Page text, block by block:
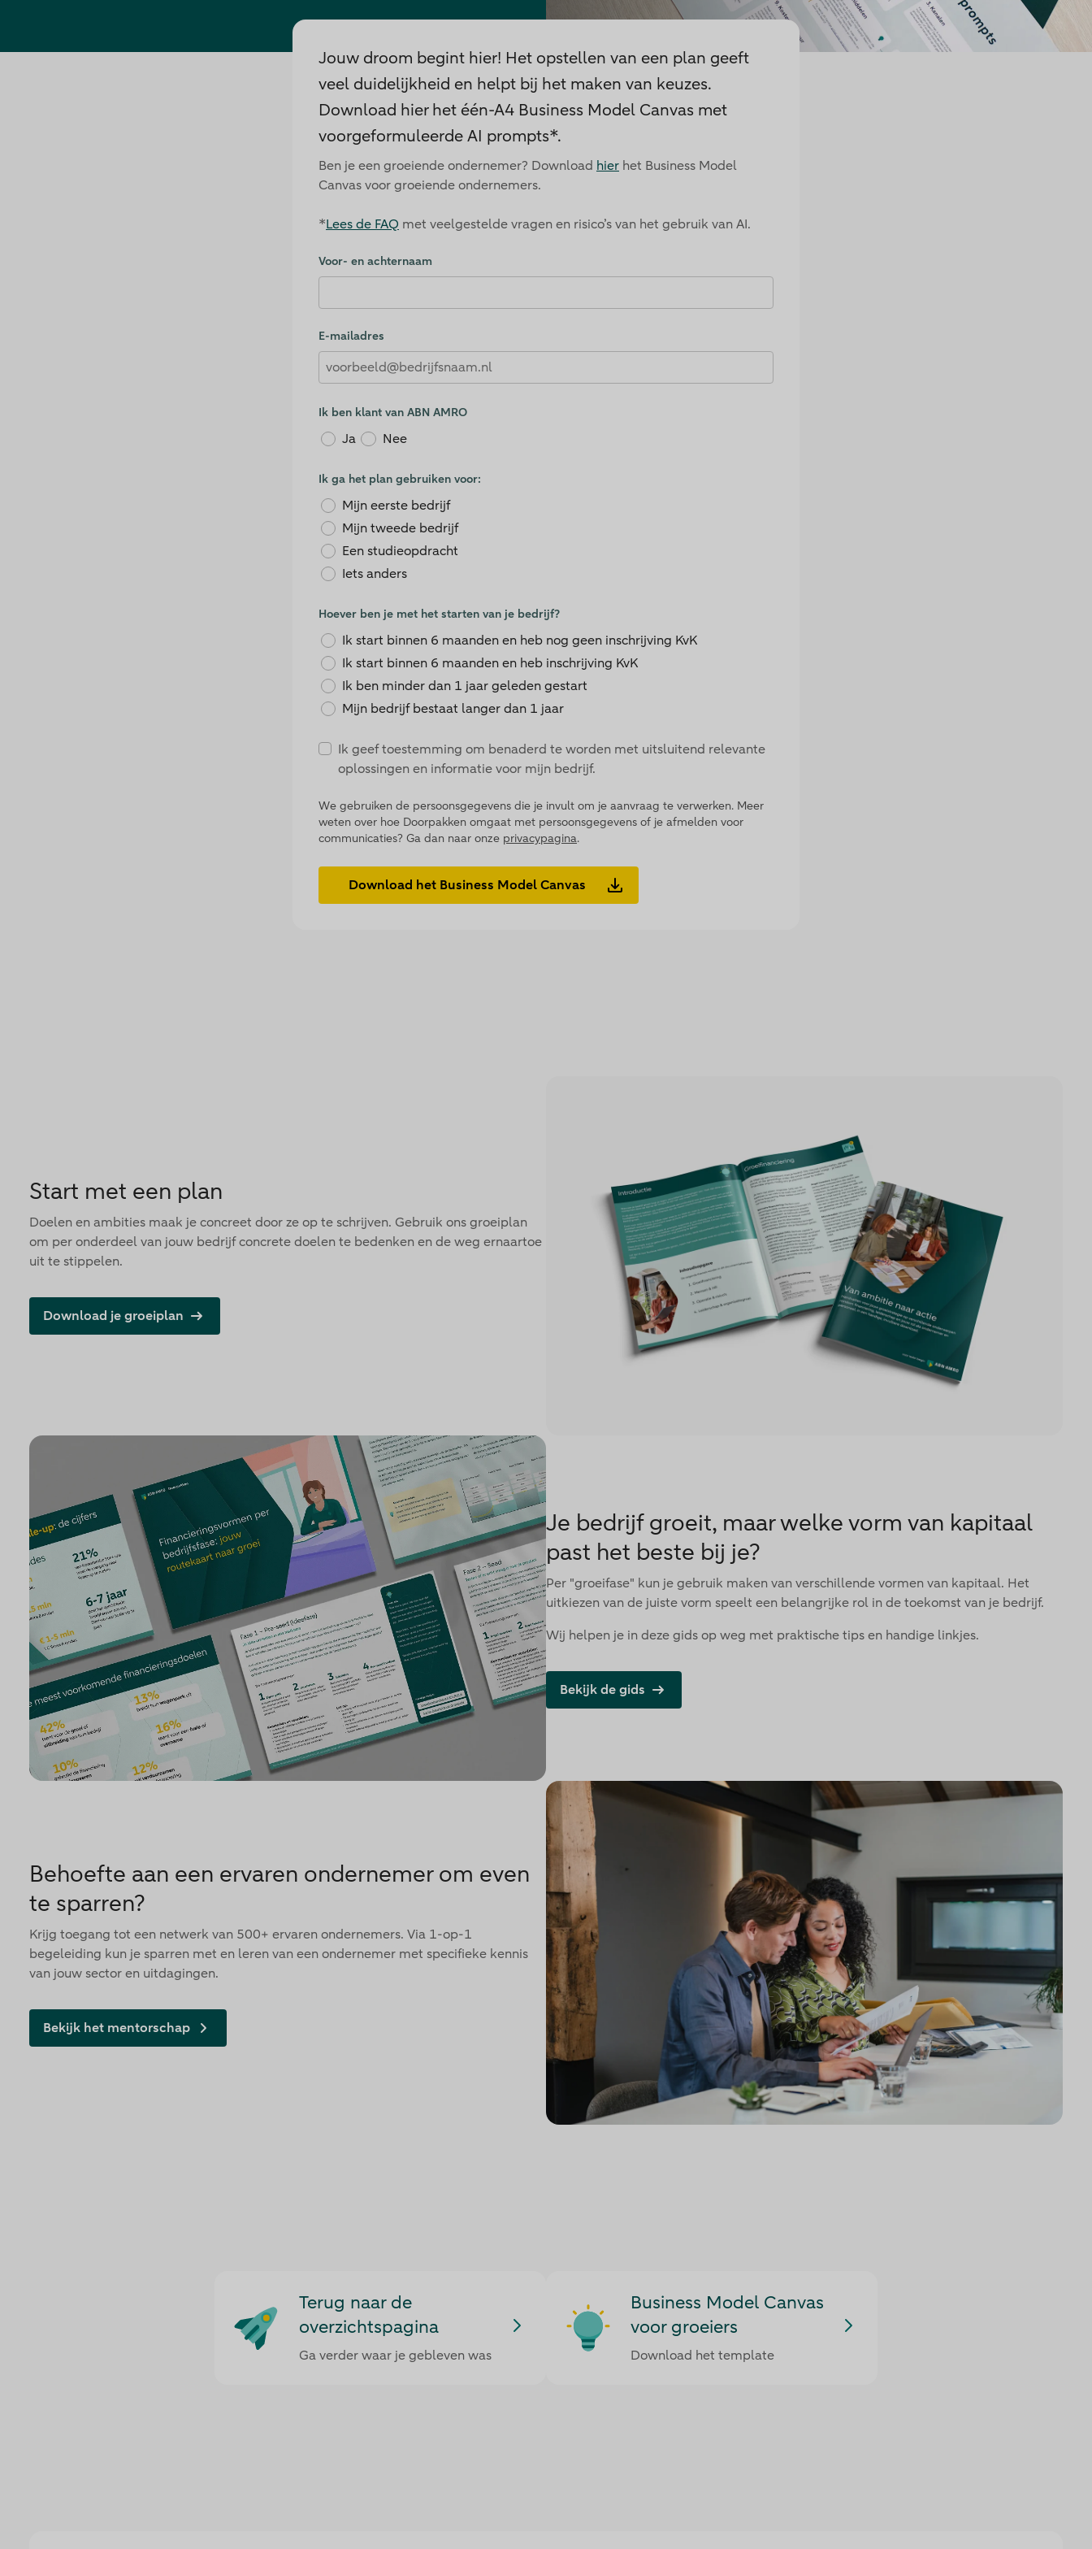
Jouw droom begint hier! Het opstellen van een plan geeft
veel duidelijkheid en helpt bij het maken van keuzes.
Download hier het één-A4 Business Model Canvas met
voorgeformuleerde AI prompts*.
Ben je een groeiende ondernemer? Download hier het Business Model
Canvas voor groeiende ondernemers.
*Lees de FAQ met veelgestelde vragen en risico’s van het gebruik van AI.
Validation Consent
Voor- en achternaam
E-mailadres
Ik ben klant van ABN AMRO
Ja Nee
Ik ga het plan gebruiken voor:
Mijn eerste bedrijf
Mijn tweede bedrijf
Een studieopdracht
Iets anders
Hoever ben je met het starten van je bedrijf?
Ik start binnen 6 maanden en heb nog geen inschrijving KvK
Ik start binnen 6 maanden en heb inschrijving KvK
Ik ben minder dan 1 jaar geleden gestart
Mijn bedrijf bestaat langer dan 1 jaar
Ik geef toestemming om benaderd te worden met uitsluitend relevante
oplossingen en informatie voor mijn bedrijf.
We gebruiken de persoonsgegevens die je invult om je aanvraag te verwerken. Meer
weten over hoe Doorpakken omgaat met persoonsgegevens of je afmelden voor
communicaties? Ga dan naar onze privacypagina.
Download het Business Model Canvas
Start met een plan
Doelen en ambities maak je concreet door ze op te schrijven. Gebruik ons groeiplan
om per onderdeel van jouw bedrijf concrete doelen te bedenken en de weg ernaartoe
uit te stippelen.
Download je groeiplan
Je bedrijf groeit, maar welke vorm van kapitaal
past het beste bij je?
Per "groeifase" kun je gebruik maken van verschillende vormen van kapitaal. Het
uitkiezen van de juiste vorm speelt een belangrijke rol in de toekomst van je bedrijf.
Wij helpen je in deze gids op weg met praktische tips en handige linkjes.
Bekijk de gids
Behoefte aan een ervaren ondernemer om even
te sparren?
Krijg toegang tot een netwerk van 500+ ervaren ondernemers. Via 1-op-1
begeleiding kun je sparren met en leren van een ondernemer met specifieke kennis
van jouw sector en uitdagingen.
Bekijk het mentorschap
Terug naar de
overzichtspagina
Ga verder waar je gebleven was
Business Model Canvas
voor groeiers
Download het template